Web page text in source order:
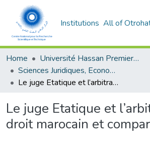
Institutions All of
Home
Université Hassan Premier- Settat
Sciences Juridiques, Economiques et sociales et de Gestion
Le juge Etatique et l’arbitrage en droit marocain et comparé
Le juge Etatique et
droit marocain et